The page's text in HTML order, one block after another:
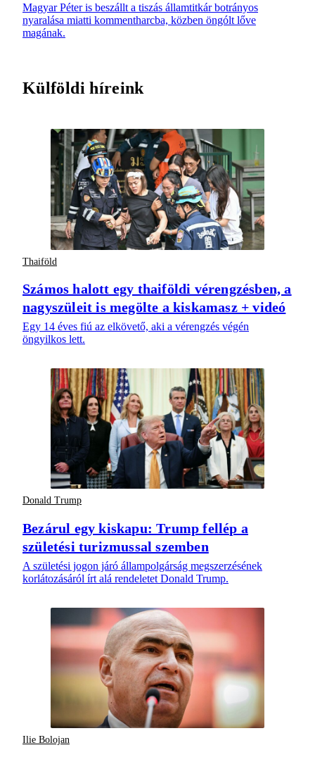
Magyar Péter is beszállt a tiszás államtitkár botrányos
nyaralása miatti kommentharcba, közben öngólt lőve
magának.
Külföldi híreink
Thaiföld
Számos halott egy thaiföldi vérengzésben, a
nagyszüleit is megölte a kiskamasz + videó
Egy 14 éves fiú az elkövető, aki a vérengzés végén
öngyilkos lett.
Donald Trump
Bezárul egy kiskapu: Trump fellép a
születési turizmussal szemben
A születési jogon járó állampolgárság megszerzésének
korlátozásáról írt alá rendeletet Donald Trump.
Ilie Bolojan